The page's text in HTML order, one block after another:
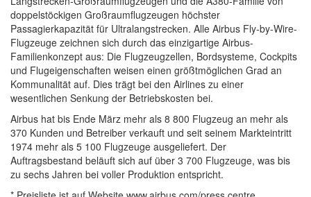
doppelstöckigen Großraumflugzeugen höchster
Passagierkapazität für Ultralangstrecken. Alle Airbus Fly-by-Wire-
Flugzeuge zeichnen sich durch das einzigartige Airbus-
Familienkonzept aus: Die Flugzeugzellen, Bordsysteme, Cockpits
und Flugeigenschaften weisen einen größtmöglichen Grad an
Kommunalität auf. Dies trägt bei den Airlines zu einer
wesentlichen Senkung der Betriebskosten bei.
Airbus hat bis Ende März mehr als 8 800 Flugzeug an mehr als
370 Kunden und Betreiber verkauft und seit seinem Markteintritt
1974 mehr als 5 100 Flugzeuge ausgeliefert. Der
Auftragsbestand beläuft sich auf über 3 700 Flugzeuge, was bis
zu sechs Jahren bei voller Produktion entspricht.